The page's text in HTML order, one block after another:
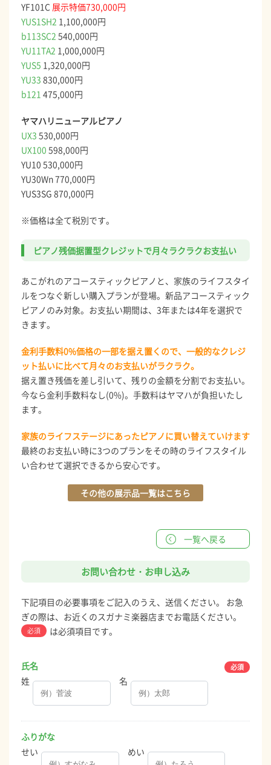
YF101C 展示特価730,000円
YUS1SH2 1,100,000円
b113SC2 540,000円
YU11TA2 1,000,000円
YUS5 1,320,000円
YU33 830,000円
b121 475,000円
ヤマハリニューアルピアノ
UX3 530,000円
UX100 598,000円
YU10 530,000円
YU30Wn 770,000円
YUS3SG 870,000円
※価格は全て税別です。
ピアノ残価据置型クレジットで月々ラクラクお支払い
あこがれのアコースティックピアノと、家族のライフスタイ
ルをつなぐ新しい購入プランが登場。新品アコースティック
ピアノのみ対象。お支払い期間は、3年または4年を選択で
きます。
金利手数料0%価格の一部を据え置くので、一般的なクレジ
ット払いに比べて月々のお支払いがラクラク。
据え置き残価を差し引いて、残りの金額を分割でお支払い。
今なら金利手数料なし(0%)。手数料はヤマハが負担いたし
ます。
家族のライフステージにあったピアノに買い替えていけます
最終のお支払い時に3つのプランをその時のライフスタイル
い合わせて選択できるから安心です。
その他の展示品一覧はこちら
一覧へ戻る
お問い合わせ・お申し込み
下記項目の必要事項をご記入のうえ、送信ください。 お急
ぎの際は、お近くのスガナミ楽器店までお電話ください。
必須 は必須項目です。
氏名
姓
名
ふりがな
せい
めい